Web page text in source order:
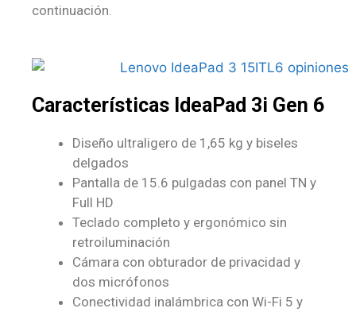
continuación.
Características IdeaPad 3i Gen 6
Diseño ultraligero de 1,65 kg y biseles
delgados
Pantalla de 15.6 pulgadas con panel TN y
Full HD
Teclado completo y ergonómico sin
retroiluminación
Cámara con obturador de privacidad y
dos micrófonos
Conectividad inalámbrica con Wi-Fi 5 y